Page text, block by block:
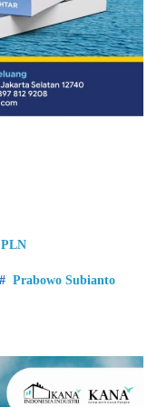
PLN
Prabowo Subianto